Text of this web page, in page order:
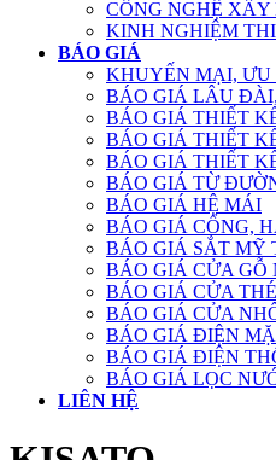
CÔNG NGHỆ XÂY
KINH NGHIỆM
BÁO GIÁ
KHUYẾN MẠI,
BÁO GIÁ LÂU
BÁO GIÁ THIẾT
BÁO GIÁ THIẾT
BÁO GIÁ THIẾT
BÁO GIÁ TỪ
BÁO GIÁ HỆ MÁI
BÁO GIÁ CỔNG,
BÁO GIÁ SẮT MỸ
BÁO GIÁ CỬA GỖ
BÁO GIÁ CỬA
BÁO GIÁ CỬA
BÁO GIÁ ĐIỆN
BÁO GIÁ ĐIỆN
BÁO GIÁ LỌC
LIÊN HỆ